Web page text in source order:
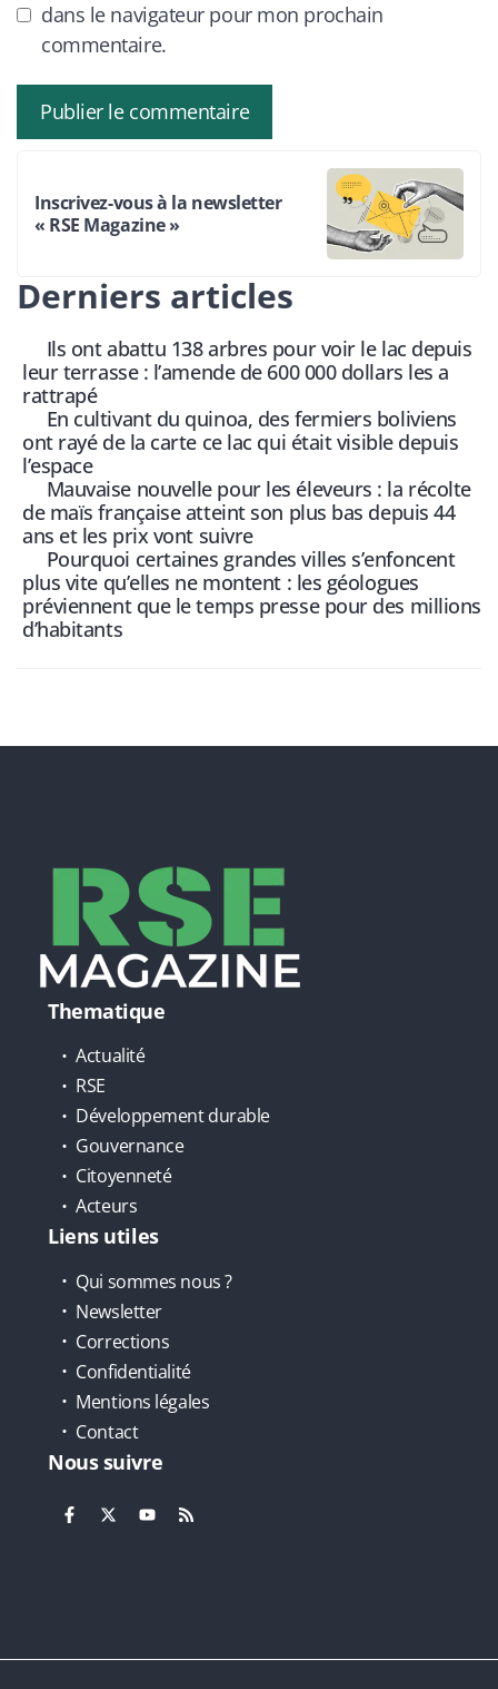
dans le navigateur pour mon prochain
commentaire.
Inscrivez-vous à la newsletter
« RSE Magazine »
Derniers articles
Ils ont abattu 138 arbres pour voir le lac depuis
leur terrasse : l’amende de 600 000 dollars les a
rattrapé
En cultivant du quinoa, des fermiers boliviens
ont rayé de la carte ce lac qui était visible depuis
l’espace
Mauvaise nouvelle pour les éleveurs : la récolte
de maïs française atteint son plus bas depuis 44
ans et les prix vont suivre
Pourquoi certaines grandes villes s’enfoncent
plus vite qu’elles ne montent : les géologues
préviennent que le temps presse pour des millions
d’habitants
Thematique
Actualité
RSE
Développement durable
Gouvernance
Citoyenneté
Acteurs
Liens utiles
Qui sommes nous ?
Newsletter
Corrections
Confidentialité
Mentions légales
Contact
Nous suivre